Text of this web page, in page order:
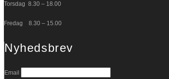
Torsdag 8.30 – 18.00
Fredag 8.30 – 15.00
Nyhedsbrev
Email